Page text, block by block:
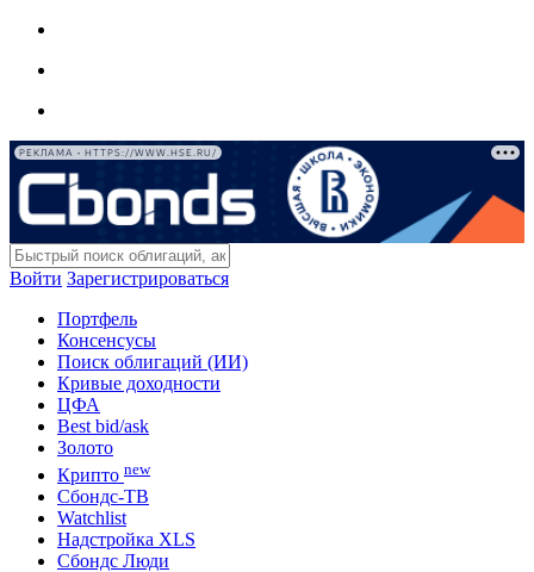
РЕКЛАМА • HTTPS://WWW.HSE.RU/
Войти Зарегистрироваться
Портфель
Консенсусы
Поиск облигаций (ИИ)
Кривые доходности
ЦФА
Best bid/ask
Золото
Крипто new
Сбондс-ТВ
Watchlist
Надстройка XLS
Сбондс Люди